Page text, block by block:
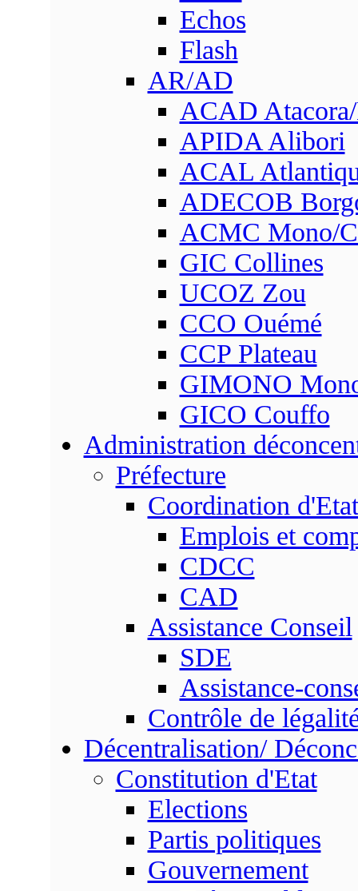
Echos
Flash
AR/AD
ACAD
APIDA Alibori
ACAL
ADECOB
ACMC Mono/
GIC Collines
UCOZ Zou
CCO Ouémé
CCP Plateau
GIMONO
GICO Couffo
Administration
Préfecture
Coordination d'Etat
Emplois et
CDCC
CAD
Assistance Conseil
SDE
Assistance-
Contrôle de
Décentralisation/
Constitution d'Etat
Elections
Partis politiques
Gouvernement